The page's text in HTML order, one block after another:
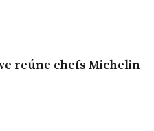
reúne chefs Michelin